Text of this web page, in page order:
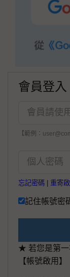
會員登入
【範例：
忘記密碼 重寄
記住帳號密
★ 若您是第一
【帳號啟用】